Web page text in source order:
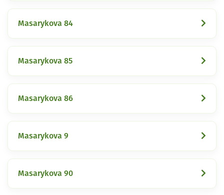
Masarykova 84
Masarykova 85
Masarykova 86
Masarykova 9
Masarykova 90